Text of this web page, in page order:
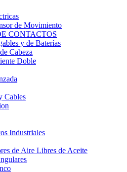
de Movimiento
CONTACTOS
y de Baterías
Cabeza
Doble
Cables
Industriales
de Aire Libres de Aceite